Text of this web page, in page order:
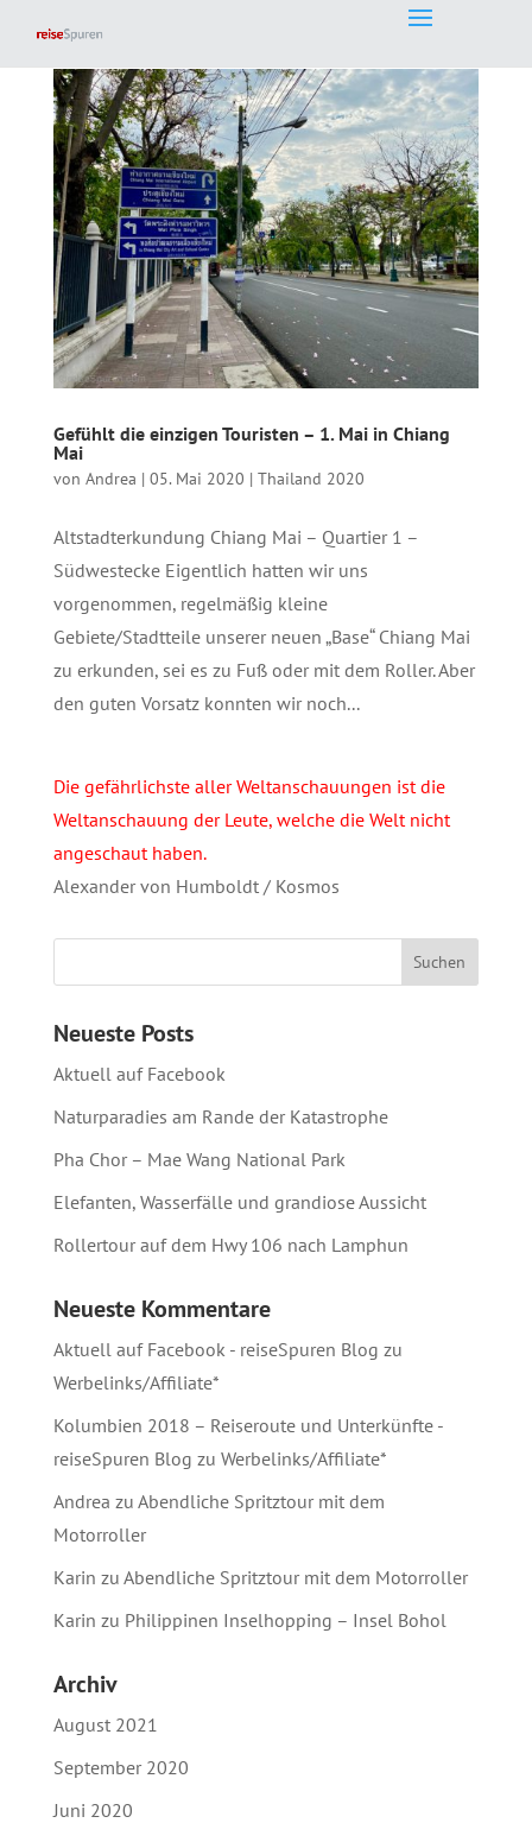
Gefühlt die einzigen Touristen – 1. Mai in Chiang
Mai
von Andrea | 05. Mai 2020 | Thailand 2020
Altstadterkundung Chiang Mai – Quartier 1 –
Südwestecke Eigentlich hatten wir uns
vorgenommen, regelmäßig kleine
Gebiete/Stadtteile unserer neuen „Base“ Chiang Mai
zu erkunden, sei es zu Fuß oder mit dem Roller. Aber
den guten Vorsatz konnten wir noch...
Die gefährlichste aller Weltanschauungen ist die
Weltanschauung der Leute, welche die Welt nicht
angeschaut haben.
Alexander von Humboldt / Kosmos
Neueste Posts
Aktuell auf Facebook
Naturparadies am Rande der Katastrophe
Pha Chor – Mae Wang National Park
Elefanten, Wasserfälle und grandiose Aussicht
Rollertour auf dem Hwy 106 nach Lamphun
Neueste Kommentare
Aktuell auf Facebook - reiseSpuren Blog zu
Werbelinks/Affiliate*
Kolumbien 2018 – Reiseroute und Unterkünfte -
reiseSpuren Blog zu Werbelinks/Affiliate*
Andrea zu Abendliche Spritztour mit dem
Motorroller
Karin zu Abendliche Spritztour mit dem Motorroller
Karin zu Philippinen Inselhopping – Insel Bohol
Archiv
August 2021
September 2020
Juni 2020